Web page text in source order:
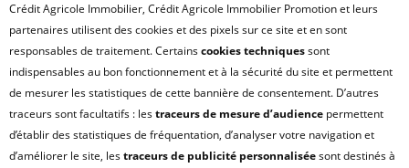
UN PROBLÈME SUR LE SITE ?
PLAN DU SITE
QUI SOMMES NOUS ?
MODULE DE GESTION DES COOKIES
HONORAIRES TRANSACTION
Crédit Agricole Immobilier, Crédit Agricole Immobilier Promotion et leurs
partenaires utilisent des cookies et des pixels sur ce site et en sont
responsables de traitement. Certainscookies techniquessont
indispensables au bon fonctionnement et à la sécurité du site et permettent
de mesurer les statistiques de cette bannière de consentement. D’autres
traceurs sont facultatifs : lestraceurs de mesure d’audience permettent
d’établir des statistiques de fréquentation, d’analyser votre navigation et
d’améliorer le site, lestraceurs de publicité personnaliséesont destinés à